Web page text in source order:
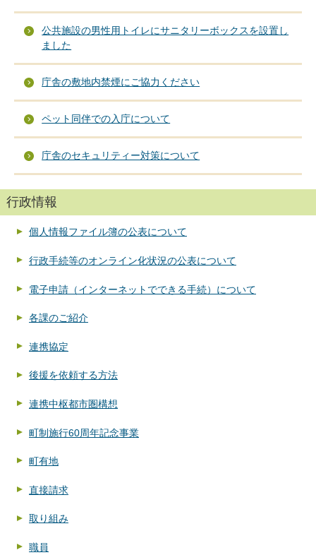
公共施設の男性用トイレにサニタリーボックスを設置し
ました
庁舎の敷地内禁煙にご協力ください
ペット同伴での入庁について
庁舎のセキュリティー対策について
行政情報
個人情報ファイル簿の公表について
行政手続等のオンライン化状況の公表について
電子申請（インターネットでできる手続）について
各課のご紹介
連携協定
後援を依頼する方法
連携中枢都市圏構想
町制施行60周年記念事業
町有地
直接請求
取り組み
職員